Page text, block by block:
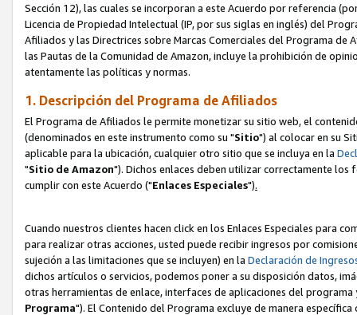
Sección 12), las cuales se incorporan a este Acuerdo por referencia
Licencia de Propiedad Intelectual (IP, por sus siglas en inglés) del
Afiliados y las Directrices sobre Marcas Comerciales del Programa
las Pautas de la Comunidad de Amazon, incluye la prohibición de
atentamente las políticas y normas.
1. Descripción del Programa de Afiliados
El Programa de Afiliados le permite monetizar su sitio web, el
(denominados en este instrumento como su "Sitio") al colocar en su
aplicable para la ubicación, cualquier otro sitio que se incluya en la
"Sitio de Amazon"). Dichos enlaces deben utilizar correctamente los
cumplir con este Acuerdo ("Enlaces Especiales").
Cuando nuestros clientes hacen click en los Enlaces Especiales para
para realizar otras acciones, usted puede recibir ingresos por
sujeción a las limitaciones que se incluyen) en la Declaración de
dichos artículos o servicios, podemos poner a su disposición datos,
otras herramientas de enlace, interfaces de aplicaciones del
Programa"). El Contenido del Programa excluye de manera